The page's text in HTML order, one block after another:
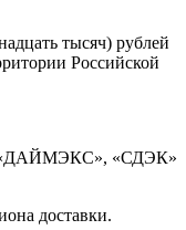
тысяч) рублей
Российской
«ДАЙМЭКС», «СДЭК»
доставки.